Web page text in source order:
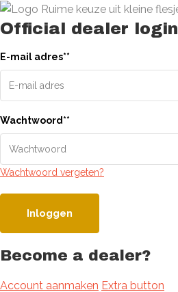
Official dealer login
E-mail adres**
Wachtwoord**
Wachtwoord vergeten?
Inloggen
Become a dealer?
Account aanmaken Extra button